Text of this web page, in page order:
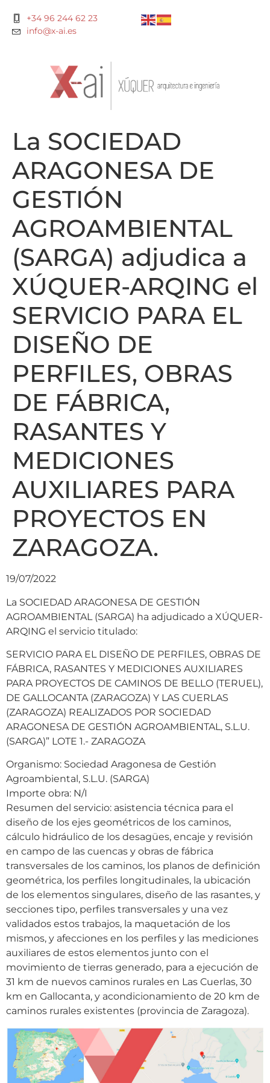
+34 96 244 62 23
info@x-ai.es
La SOCIEDAD
ARAGONESA DE
GESTIÓN
AGROAMBIENTAL
(SARGA) adjudica a
XÚQUER-ARQING el
SERVICIO PARA EL
DISEÑO DE
PERFILES, OBRAS
DE FÁBRICA,
RASANTES Y
MEDICIONES
AUXILIARES PARA
PROYECTOS EN
ZARAGOZA.
19/07/2022
La SOCIEDAD ARAGONESA DE GESTIÓN
AGROAMBIENTAL (SARGA) ha adjudicado a XÚQUER-
ARQING el servicio titulado:
SERVICIO PARA EL DISEÑO DE PERFILES, OBRAS DE
FÁBRICA, RASANTES Y MEDICIONES AUXILIARES
PARA PROYECTOS DE CAMINOS DE BELLO (TERUEL),
DE GALLOCANTA (ZARAGOZA) Y LAS CUERLAS
(ZARAGOZA) REALIZADOS POR SOCIEDAD
ARAGONESA DE GESTIÓN AGROAMBIENTAL, S.L.U.
(SARGA)” LOTE 1.- ZARAGOZA
Organismo: Sociedad Aragonesa de Gestión
Agroambiental, S.L.U. (SARGA)
Importe obra: N/I
Resumen del servicio: asistencia técnica para el
diseño de los ejes geométricos de los caminos,
cálculo hidráulico de los desagües, encaje y revisión
en campo de las cuencas y obras de fábrica
transversales de los caminos, los planos de definición
geométrica, los perfiles longitudinales, la ubicación
de los elementos singulares, diseño de las rasantes, y
secciones tipo, perfiles transversales y una vez
validados estos trabajos, la maquetación de los
mismos, y afecciones en los perfiles y las mediciones
auxiliares de estos elementos junto con el
movimiento de tierras generado, para a ejecución de
31 km de nuevos caminos rurales en Las Cuerlas, 30
km en Gallocanta, y acondicionamiento de 20 km de
caminos rurales existentes (provincia de Zaragoza).